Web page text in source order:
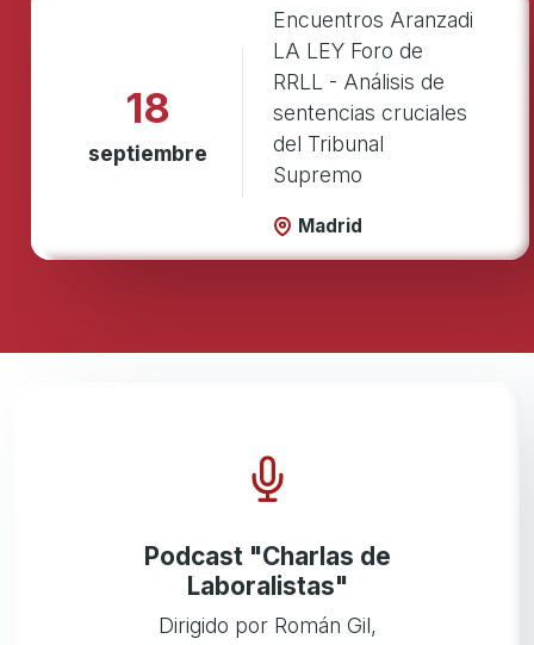
18
septiembre
Encuentros Aranzadi
LA LEY Foro de
RRLL - Análisis de
sentencias cruciales
del Tribunal
Supremo
Madrid
Podcast "Charlas de
Laboralistas"
Dirigido por Román Gil,